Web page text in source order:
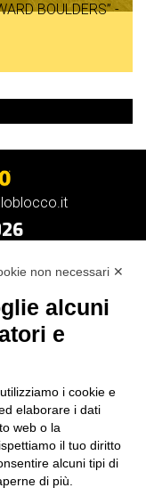
BOULDERS” -
non necessari ✕
alcuni
e
i cookie e
elaborare i dati
web o la
il tuo diritto
alcuni tipi di
di più.